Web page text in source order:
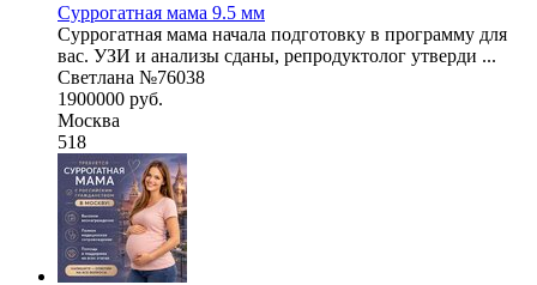
Суррогатная мама 9.5 мм
Суррогатная мама начала подготовку в программу для
вас. УЗИ и анализы сданы, репродуктолог утверди ...
Светлана №76038
1900000 руб.
Москва
518